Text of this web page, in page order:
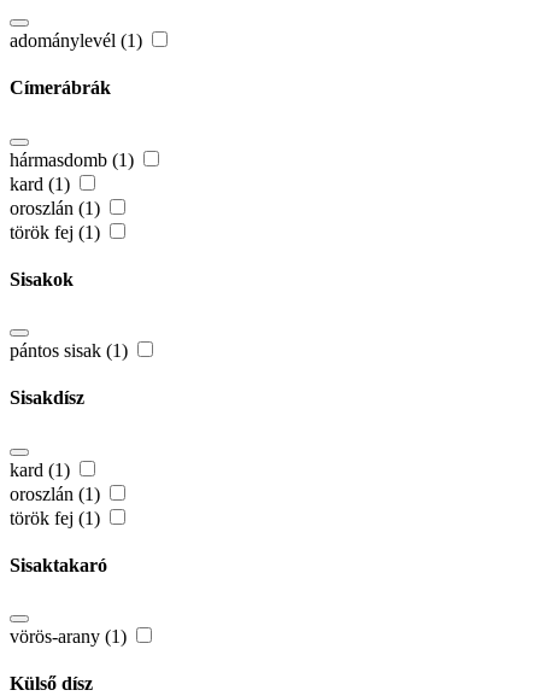
adománylevél (1)
Címerábrák
hármasdomb (1)
kard (1)
oroszlán (1)
török fej (1)
Sisakok
pántos sisak (1)
Sisakdísz
kard (1)
oroszlán (1)
török fej (1)
Sisaktakaró
vörös-arany (1)
Külső dísz